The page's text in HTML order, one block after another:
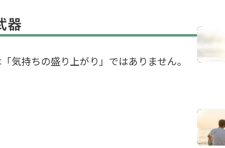
器
気持ちの盛り上がり」ではありません。